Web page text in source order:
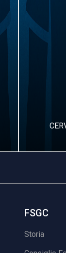
FSGC
Storia